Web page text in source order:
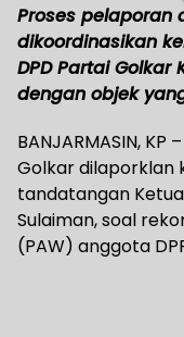
Proses pelaporan
dikoordinasikan
DPD Partai
dengan objek
BANJARMASIN,
Golkar dilaporklan
tandatangan Ketua
Sulaiman, soal
(PAW) anggota